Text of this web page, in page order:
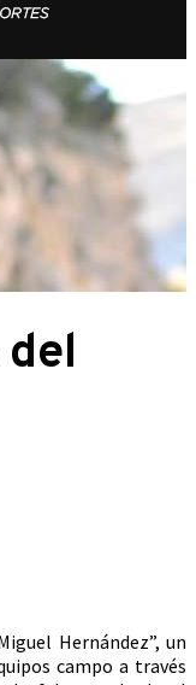
Hernández”, un
campo a través